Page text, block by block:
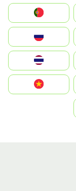
Nederland
Portugal
România
Slovensko
United States
Vietnam